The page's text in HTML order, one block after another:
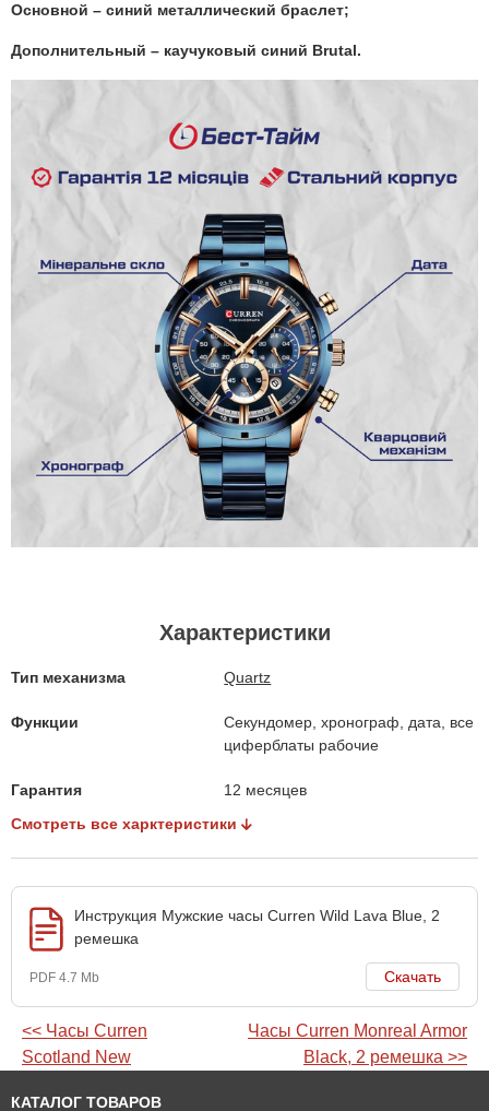
Основной – синий металлический браслет;
Дополнительный – каучуковый синий Brutal.
Характеристики
Тип механизма Quartz
Функции
Секундомер, хронограф, дата, все
циферблаты рабочие
Гарантия
12 месяцев
Смотреть все харктеристики
Инструкция Мужские часы Curren Wild Lava Blue, 2
ремешка
PDF 4.7 Mb Скачать
<< Часы Сurren
Scotland New
Часы Curren Monreal Armor
Black, 2 ремешка >>
КАТАЛОГ ТОВАРОВ